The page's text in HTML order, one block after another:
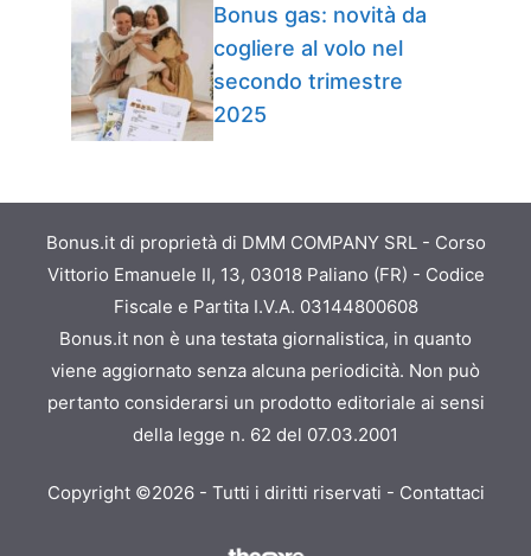
Bonus gas: novità da
cogliere al volo nel
secondo trimestre
2025
Bonus.it di proprietà di DMM COMPANY SRL - Corso
Vittorio Emanuele II, 13, 03018 Paliano (FR) - Codice
Fiscale e Partita I.V.A. 03144800608
Bonus.it non è una testata giornalistica, in quanto
viene aggiornato senza alcuna periodicità. Non può
pertanto considerarsi un prodotto editoriale ai sensi
della legge n. 62 del 07.03.2001
Copyright ©2026 - Tutti i diritti riservati - Contattaci